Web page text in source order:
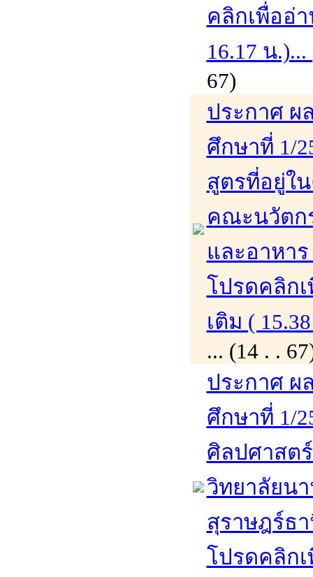
คลิกเพื่ออ่า
16.17 น
67)
ประกาศ ผ
ศึกษาที่ 1/
สูตรที่อยู่ใ
คณะนวัตก
และอาหา
โปรดคลิก
เติม (
... (14 . .
ประกาศ ผ
ศึกษาที่ 1/
ศิลปศาสต
วิทยาลัยน
สุราษฎร์ธ
โปรดคลิก